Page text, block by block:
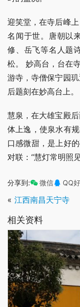
迎笑堂，在寺后峰
名闻于世。唐朝以
修、岳飞等名人题
松。 妙高台，台在
游寺，寺僧保宁园
后题刻在妙高台上。
慧泉，在大雄宝殿
体上逸，使泉水有
口感微甜，是上好
对联：“慧灯常明照
分享到: 微信 QQ
« 江西南昌天宁寺
相关资料